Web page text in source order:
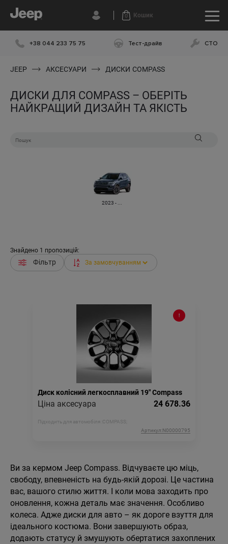
0 Кошик
+38 044 233 75 75 Тест-драйв СТО
JEEP АКСЕСУАРИ ДИСКИ COMPASS
ДИСКИ ДЛЯ COMPASS – ОБЕРІТЬ
НАЙКРАЩИЙ ДИЗАЙН ТА ЯКІСТЬ
2023 - ...
Знайдено 1 пропозицій:
Фільтр
Диск колісний легкосплавний 19" Compass
Ціна аксесуара 24 678.36
Підходить для автомобіля : COMPASS;
Артикул:N00000795
Ви за кермом Jeep Compass. Відчуваєте цю міць,
свободу, впевненість на будь-якій дорозі. Це частина
вас, вашого стилю життя. І коли мова заходить про
оновлення, кожна деталь має значення. Особливо
колеса. Адже диски для авто – як дороге взуття для
ідеального костюма. Вони завершують образ,
додають статусу й змушують обертатися захоплених